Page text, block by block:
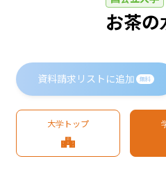
お茶
資料請求リストに追加 無料
大学トップ